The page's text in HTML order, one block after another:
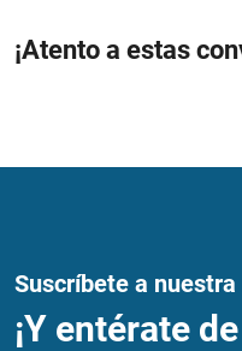
¡Atento a estas
Suscríbete a
¡Y entérate